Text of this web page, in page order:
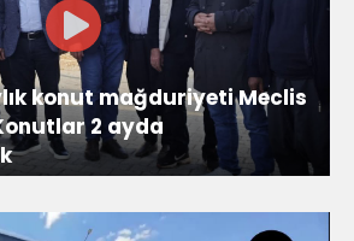
konut mağduriyeti Meclis
2 ayda